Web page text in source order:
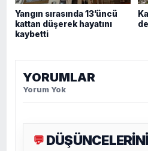
Yangın sırasında 13’üncü
kattan düşerek hayatını
kaybetti
YORUMLAR
Yorum Yok
💬